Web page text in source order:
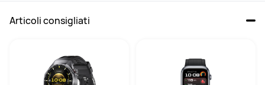
Articoli consigliati